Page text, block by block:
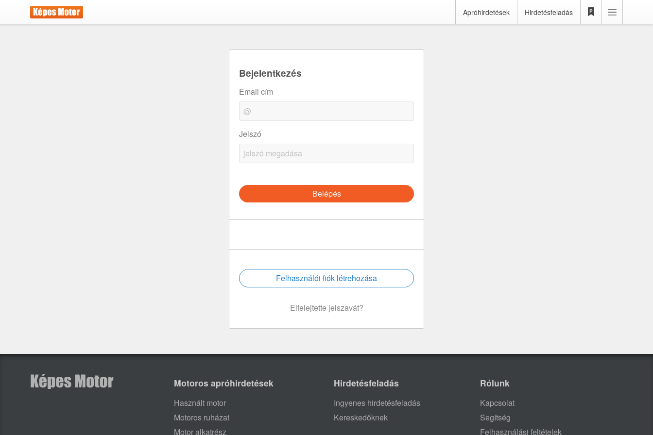
Apróhirdetések Hirdetésfeladás
Bejelentkezés
Email cím
Jelszó
Felhasználói fiók létrehozása
Elfelejtette jelszavát?
Motoros apróhirdetések
Használt motor
Motoros ruházat
Motor alkatrész
Hirdetésfeladás
Ingyenes hirdetésfeladás
Kereskedőknek
Rólunk
Kapcsolat
Segítség
Felhasználási feltételek